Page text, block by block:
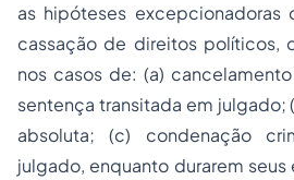
as hipóteses excepcionadoras
cassação de direitos políticos,
nos casos de: (a)
sentença transitada em
absoluta; (c) condenação
julgado, enquanto durarem